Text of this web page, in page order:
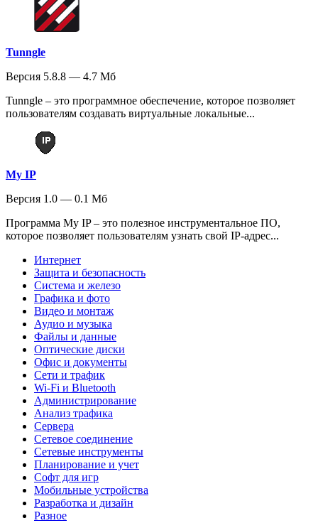
Tunngle
Версия 5.8.8 — 4.7 Мб
Tunngle – это программное обеспечение, которое позволяет
пользователям создавать виртуальные локальные...
My IP
Версия 1.0 — 0.1 Мб
Программа My IP – это полезное инструментальное ПО,
которое позволяет пользователям узнать свой IP-адрес...
Интернет
Защита и безопасность
Система и железо
Графика и фото
Видео и монтаж
Аудио и музыка
Файлы и данные
Оптические диски
Офис и документы
Сети и трафик
Wi-Fi и Bluetooth
Администрирование
Анализ трафика
Сервера
Сетевое соединение
Сетевые инструменты
Планирование и учет
Софт для игр
Мобильные устройства
Разработка и дизайн
Разное